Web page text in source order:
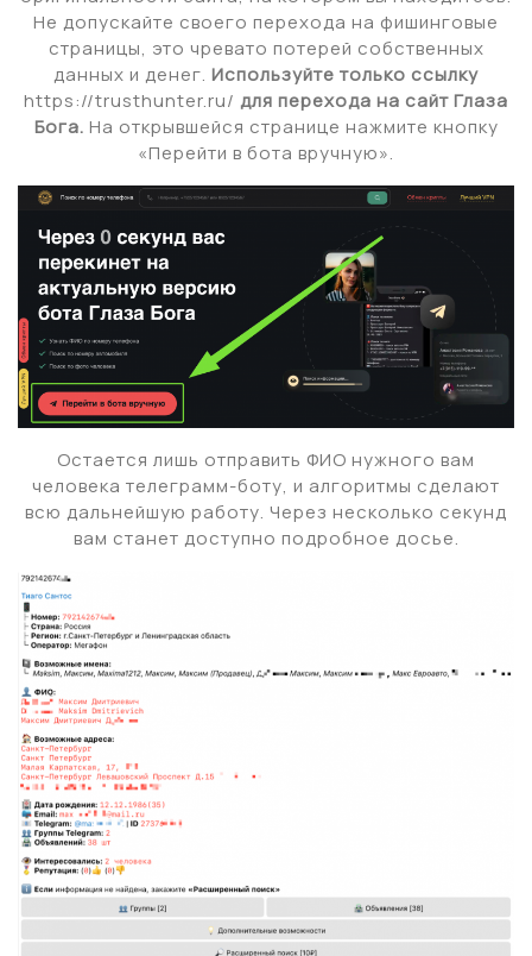
Не допускайте своего перехода на фишинговые
страницы, это чревато потерей собственных
данных и денег. Используйте только ссылку
https://trusthunter.ru/ для перехода на сайт Глаза
Бога. На открывшейся странице нажмите кнопку
«Перейти в бота вручную».
Остается лишь отправить ФИО нужного вам
человека телеграмм-боту, и алгоритмы сделают
всю дальнейшую работу. Через несколько секунд
вам станет доступно подробное досье.